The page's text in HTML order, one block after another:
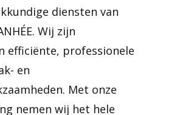
diensten van
Wij zijn
efficiënte, professionele
en
Met onze
nemen wij het hele